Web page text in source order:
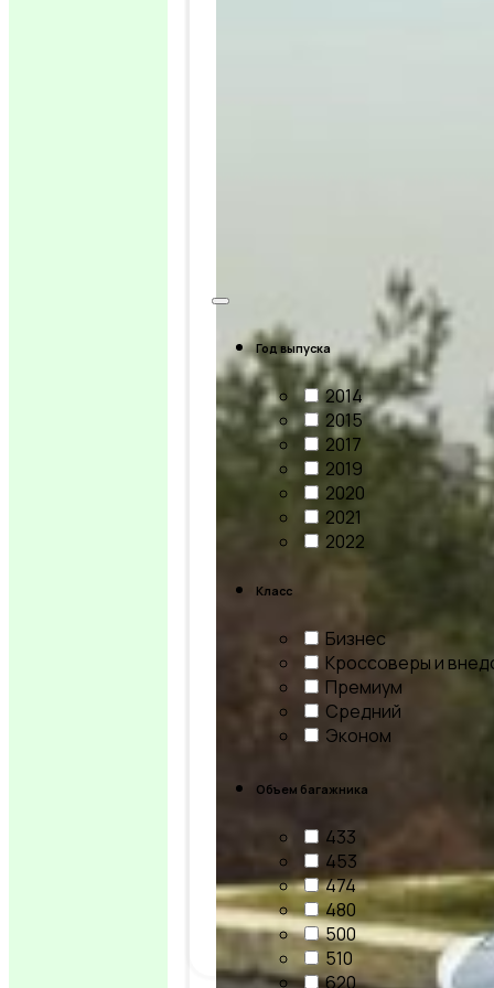
Changan X5 Plus
Оценка0
из 5
отзывов клиентов
Кроссовер
Цена 25 000 /в день
Выбрать авто
Год выпуска
2014
2015
2017
2019
2020
2021
2022
Класс
Бизнес
Кроссоверы и
Премиум
Средний
Эконом
Объем багажника
433
453
474
480
500
510
620